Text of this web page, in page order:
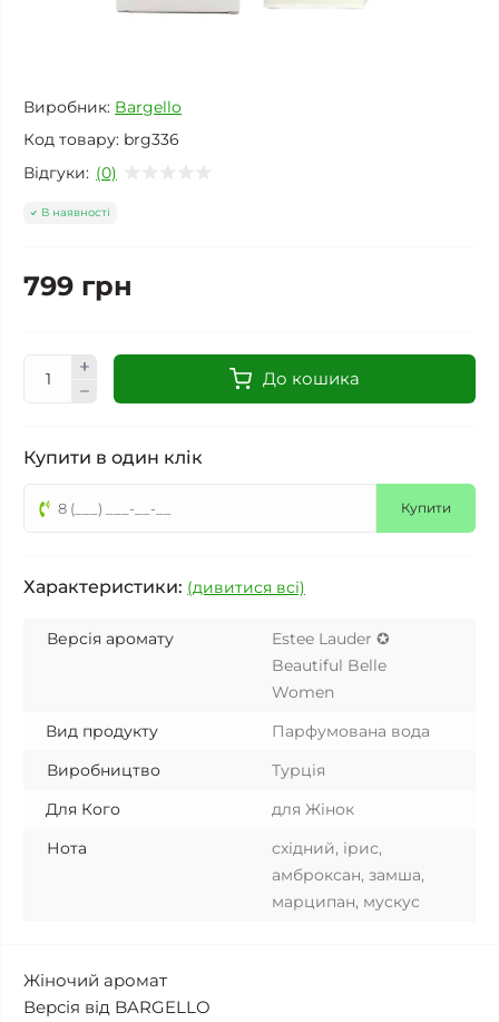
Виробник: Bargello
Код товару: brg336
Відгуки: (0)
В наявності
799 грн
До кошика
Купити в один клік
Купити
Характеристики: (дивитися всі)
Версія аромату
Estee Lauder ✪
Beautiful Belle
Women
Вид продукту
Парфумована вода
Виробництво
Турція
Для Кого
для Жінок
Нота
східний, ірис,
амброксан, замша,
марципан, мускус
Жіночий аромат
Версія від BARGELLO